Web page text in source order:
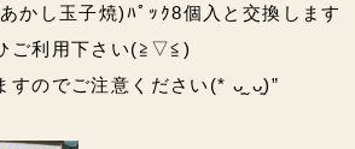
かし玉子焼)ﾊﾟｯｸ8個入と交換します
ご利用下さい(≧▽≦)
のでご注意ください(* ᴗ͈ˬᴗ͈)”